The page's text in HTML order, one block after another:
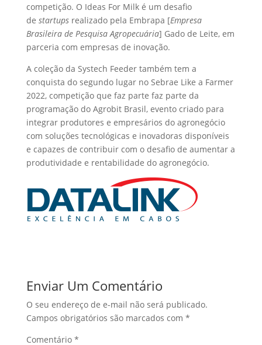
competição. O Ideas For Milk é um desafio
de startupsrealizado pela Embrapa [Empresa
Brasileira de Pesquisa Agropecuária] Gado de Leite, em
parceria com empresas de inovação.
A coleção da Systech Feeder também tem a
conquista do segundo lugar no Sebrae Like a Farmer
2022, competição que faz parte faz parte da
programação do Agrobit Brasil, evento criado para
integrar produtores e empresários do agronegócio
com soluções tecnológicas e inovadoras disponíveis
e capazes de contribuir com o desafio de aumentar a
produtividade e rentabilidade do agronegócio.
Enviar Um Comentário
O seu endereço de e-mail não será publicado.
Campos obrigatórios são marcados com *
Comentário *